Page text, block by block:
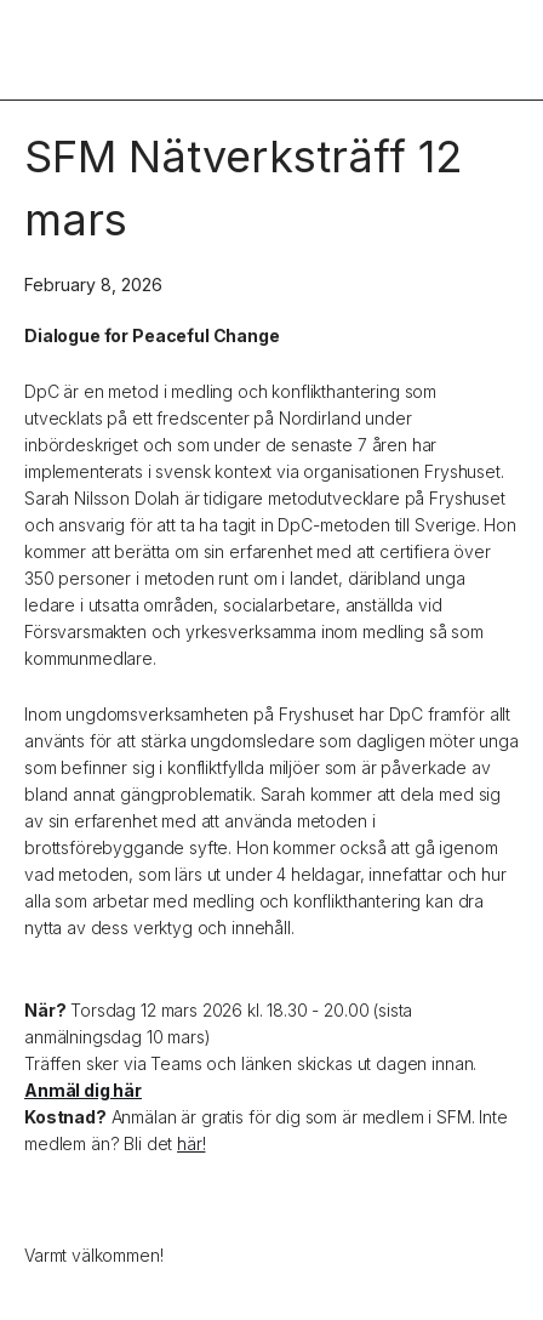
SFM Nätverksträff 12
mars
February 8, 2026
Dialogue for Peaceful Change
DpC är en metod i medling och konflikthantering som
utvecklats på ett fredscenter på Nordirland under
inbördeskriget och som under de senaste 7 åren har
implementerats i svensk kontext via organisationen Fryshuset.
Sarah Nilsson Dolah är tidigare metodutvecklare på Fryshuset
och ansvarig för att ta ha tagit in DpC-metoden till Sverige. Hon
kommer att berätta om sin erfarenhet med att certifiera över
350 personer i metoden runt om i landet, däribland unga
ledare i utsatta områden, socialarbetare, anställda vid
Försvarsmakten och yrkesverksamma inom medling så som
kommunmedlare.
Inom ungdomsverksamheten på Fryshuset har DpC framför allt
använts för att stärka ungdomsledare som dagligen möter unga
som befinner sig i konfliktfyllda miljöer som är påverkade av
bland annat gängproblematik. Sarah kommer att dela med sig
av sin erfarenhet med att använda metoden i
brottsförebyggande syfte. Hon kommer också att gå igenom
vad metoden, som lärs ut under 4 heldagar, innefattar och hur
alla som arbetar med medling och konflikthantering kan dra
nytta av dess verktyg och innehåll.
När? Torsdag 12 mars 2026 kl. 18.30 - 20.00 (sista
anmälningsdag 10 mars)
Träffen sker via Teams och länken skickas ut dagen innan.
Anmäl dig här
Kostnad? Anmälan är gratis för dig som är medlem i SFM. Inte
medlem än? Bli det här!
Varmt välkommen!